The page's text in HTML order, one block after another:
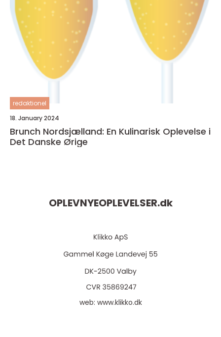
redaktionel
18. January 2024
Brunch Nordsjælland: En Kulinarisk Oplevelse i
Det Danske Ørige
OPLEVNYEOPLEVELSER.dk
web: www.klikko.dk